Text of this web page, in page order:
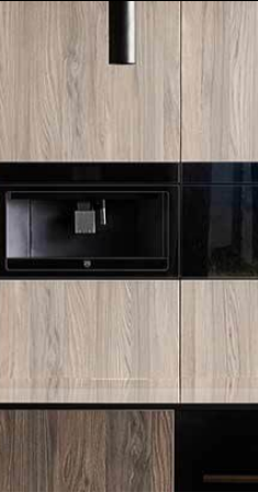
SUB-ZERO
WOLF